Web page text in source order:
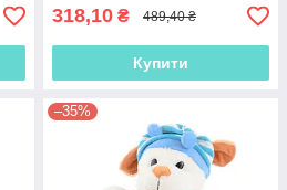
318,10 ₴ 489,40 ₴
Купити
–35%